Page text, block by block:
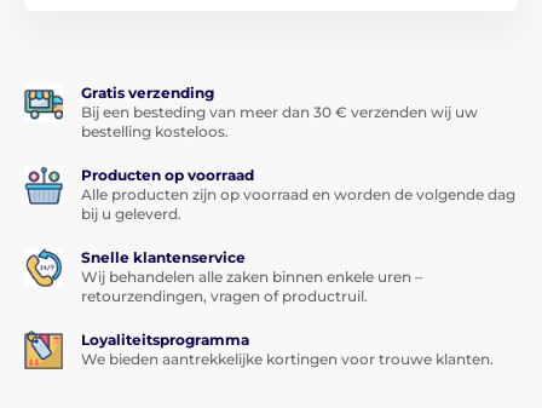
het display van uw Samsung
of
breken, en biedt het tegelijkertijd perfecte
beeldhelderheid,behoudt het de gevoeligheid van
het display.
Geen vingerafdrukken
De screenprotector van gehard glas voor Samsung
Galaxy J4 2018 is voorzien van een speciale oleofobe
laag dievetten en olieën afstoot. Het display van uw
Samsung blijft zo
die er normaal gesproken op achterblijven.
Gratis verzending
Bij een besteding van meer dan 30 € verzenden wij uw
bestelling kosteloos.
Producten op voorraad
Alle producten zijn op voorraad en worden de volgende dag
bij u geleverd.
Snelle klantenservice
Wij behandelen alle zaken binnen enkele uren –
retourzendingen, vragen of productruil.
Loyaliteitsprogramma
We bieden aantrekkelijke kortingen voor trouwe klanten.